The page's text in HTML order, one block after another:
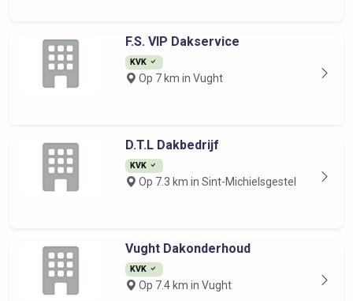
F.S. VIP Dakservice
KVK
Op 7 km in Vught
D.T.L Dakbedrijf
KVK
Op 7.3 km in Sint-Michielsgestel
Vught Dakonderhoud
KVK
Op 7.4 km in Vught